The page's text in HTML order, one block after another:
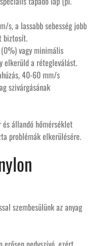
s, a lassabb sebesség jobb
biztosít.
vagy minimális
elkerüld a rétegleválást.
40-60 mm/s
szivárgásának
állandó hőmérséklet
problémák elkerülésére.
szembesülünk az anyag